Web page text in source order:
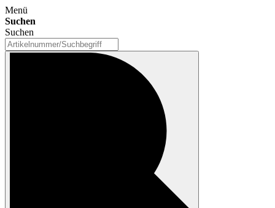
Menü
Suchen
Suchen